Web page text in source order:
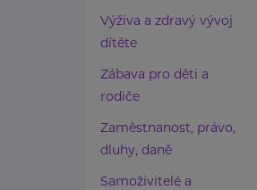
Výživa a zdravý vývoj
dítěte
Zábava pro děti a
rodiče
Zaměstnanost, právo,
dluhy, daně
Samoživitelé a